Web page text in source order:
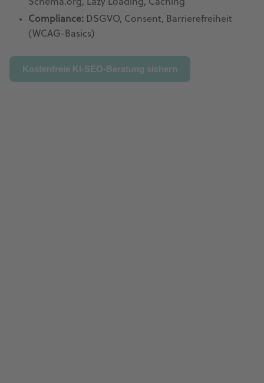
Schema.org, Lazy Loading, Caching
Compliance: DSGVO, Consent, Barrierefreiheit
(WCAG-Basics)
Kostenfreie KI-SEO-Beratung sichern